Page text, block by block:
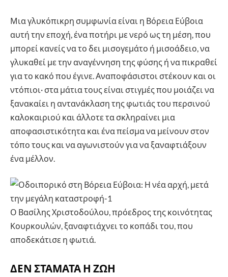
Μια γλυκόπικρη συμφωνία είναι η Βόρεια Εύβοια
αυτή την εποχή, ένα ποτήρι με νερό ως τη μέση, που
μπορεί κανείς να το δει μισογεμάτο ή μισοάδειο, να
γλυκαθεί με την αναγέννηση της φύσης ή να πικραθεί
για το κακό που έγινε. Αναποφάσιστοι στέκουν και οι
ντόπιοι· στα μάτια τους είναι στιγμές που μοιάζει να
ξανακαίει η αντανάκλαση της φωτιάς του περσινού
καλοκαιριού και άλλοτε τα σκληραίνει μια
αποφασιστικότητα και ένα πείσμα να μείνουν στον
τόπο τους και να αγωνιστούν για να ξαναφτιάξουν
ένα μέλλον.
Ο Βασίλης Χριστοδούλου, πρόεδρος της κοινότητας
Κουρκουλών, ξαναφτιάχνει το κοπάδι του, που
αποδεκάτισε η φωτιά.
ΔΕΝ ΣΤΑΜΑΤΑ Η ΖΩΗ